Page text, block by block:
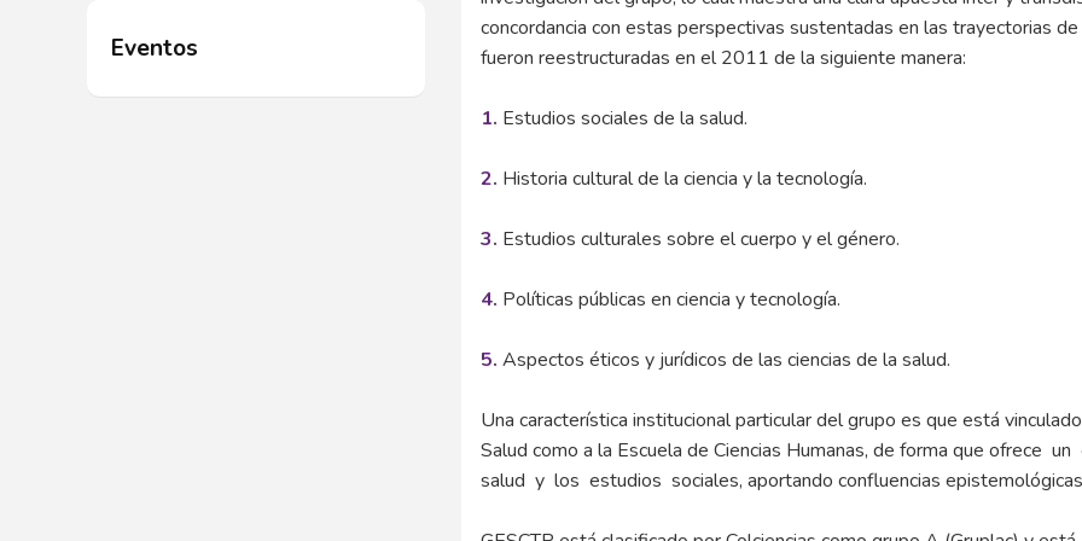
Eventos
concordancia con estas perspectivas sustentadas en las trayectorias
fueron reestructuradas en el 2011 de la siguiente manera:
1. Estudios sociales de la salud.
2. Historia cultural de la ciencia y la tecnología.
3. Estudios culturales sobre el cuerpo y el género.
4. Políticas públicas en ciencia y tecnología.
5. Aspectos éticos y jurídicos de las ciencias de la salud.
Una característica institucional particular del grupo es que está
Salud como a la Escuela de Ciencias Humanas, de forma que
salud y los estudios sociales, aportando confluencias